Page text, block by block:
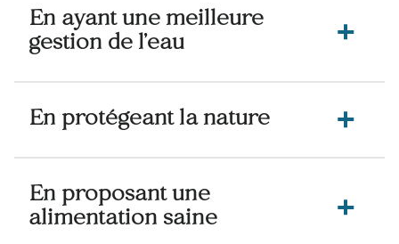
En ayant une meilleure
gestion de l’eau
En protégeant la nature
En proposant une
alimentation saine